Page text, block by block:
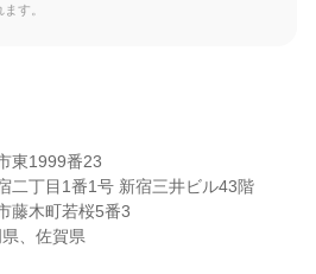
す。
東1999番23
二丁目1番1号 新宿三井ビル43階
藤木町若桜5番3
、佐賀県